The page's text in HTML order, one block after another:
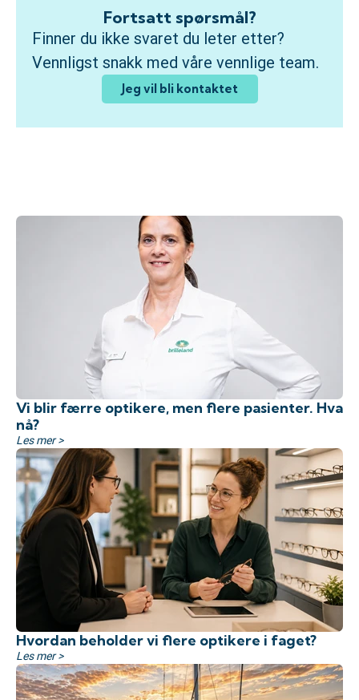
Fortsatt spørsmål?
Finner du ikke svaret du leter etter?
Vennligst snakk med våre vennlige team.
Jeg vil bli kontaktet
Vi blir færre optikere, men flere pasienter. Hva
nå?
Les mer >
​Hvordan beholder vi flere optikere i faget?
Les mer >